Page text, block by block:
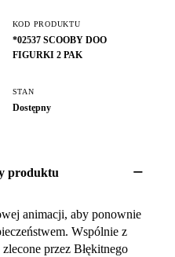
KOD PRODUKTU
*02537 SCOOBY DOO
FIGURKI 2 PAK
STAN
Dostępny
produktu
animacji, aby ponownie
Wspólnie z
przez Błękitnego